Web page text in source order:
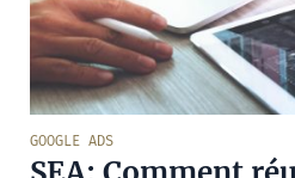
GOOGLE ADS